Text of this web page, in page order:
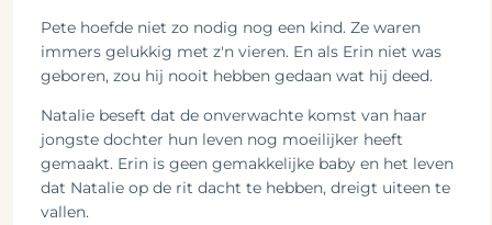
Pete hoefde niet zo nodig nog een kind. Ze waren
immers gelukkig met z'n vieren. En als Erin niet was
geboren, zou hij nooit hebben gedaan wat hij deed.
Natalie beseft dat de onverwachte komst van haar
jongste dochter hun leven nog moeilijker heeft
gemaakt. Erin is geen gemakkelijke baby en het leven
dat Natalie op de rit dacht te hebben, dreigt uiteen te
vallen.